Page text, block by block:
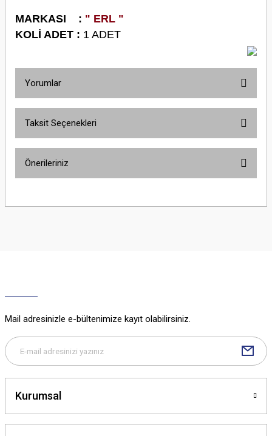
MARKASI : " ERL "
KOLİ ADET : 1 ADET
Yorumlar
Taksit Seçenekleri
Önerileriniz
yetersiz gördüğünüz noktaları öneri formunu kullanarak tarafımıza
Bu ürüne benzer farklı alternatifler olmalı.
Mail adresinizle e-bültenimize kayıt olabilirsiniz.
Kurumsal